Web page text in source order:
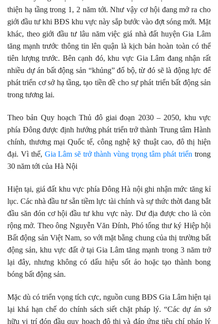
thiện hạ tầng trong 1, 2 năm tới. Như vậy cơ hội đang mở ra cho
giới đầu tư khi BĐS khu vực này sắp bước vào đợt sóng mới. Mặt
khác, theo giới đầu tư lâu năm việc giá nhà đất huyện Gia Lâm
tăng mạnh trước thông tin lên quận là kịch bản hoàn toàn có thể
tiên lượng trước. Bên cạnh đó, khu vực Gia Lâm đang nhận rất
nhiều dự án bất động sản “khủng” đổ bộ, từ đó sẽ là động lực để
phát triển cơ sở hạ tầng, tạo tiền đề cho sự phát triển bất động sản
trong tương lai.
Theo bản Quy hoạch Thủ đô giai đoạn 2030 – 2050, khu vực
phía Đông được định hướng phát triển trở thành Trung tâm Hành
chính, thương mại Quốc tế, công nghệ kỹ thuật cao, đô thị hiện
đại. Vì thế, Gia Lâm sẽ trở thành vùng trọng tâm phát triển trong
30 năm tới của Hà Nội
Hiện tại, giá đất khu vực phía Đông Hà nội ghi nhận mức tăng kỉ
lục. Các nhà đầu tư sẵn tiềm lực tài chính và sự thức thời đang bắt
đầu săn đón cơ hội đầu tư khu vực này. Dư địa được cho là còn
rộng mở. Theo ông Nguyễn Văn Đính, Phó tổng thư ký Hiệp hội
Bất động sản Việt Nam, so với mặt bằng chung của thị trường bất
động sản, khu vực đất ở tại Gia Lâm tăng mạnh trong 3 năm trở
lại đây, nhưng không có dấu hiệu sốt ảo hoặc tạo thành bong
bóng bất động sản.
Mặc dù có triển vọng tích cực, nguồn cung BĐS Gia Lâm hiện tại
lại khá hạn chế do chính sách siết chặt pháp lý. “Các dự án sở
hữu vị trí đón đầu quy hoạch đô thị và đáp ứng tiêu chí pháp lý
Kính chúc quý khách sức khoẻ và thành công!